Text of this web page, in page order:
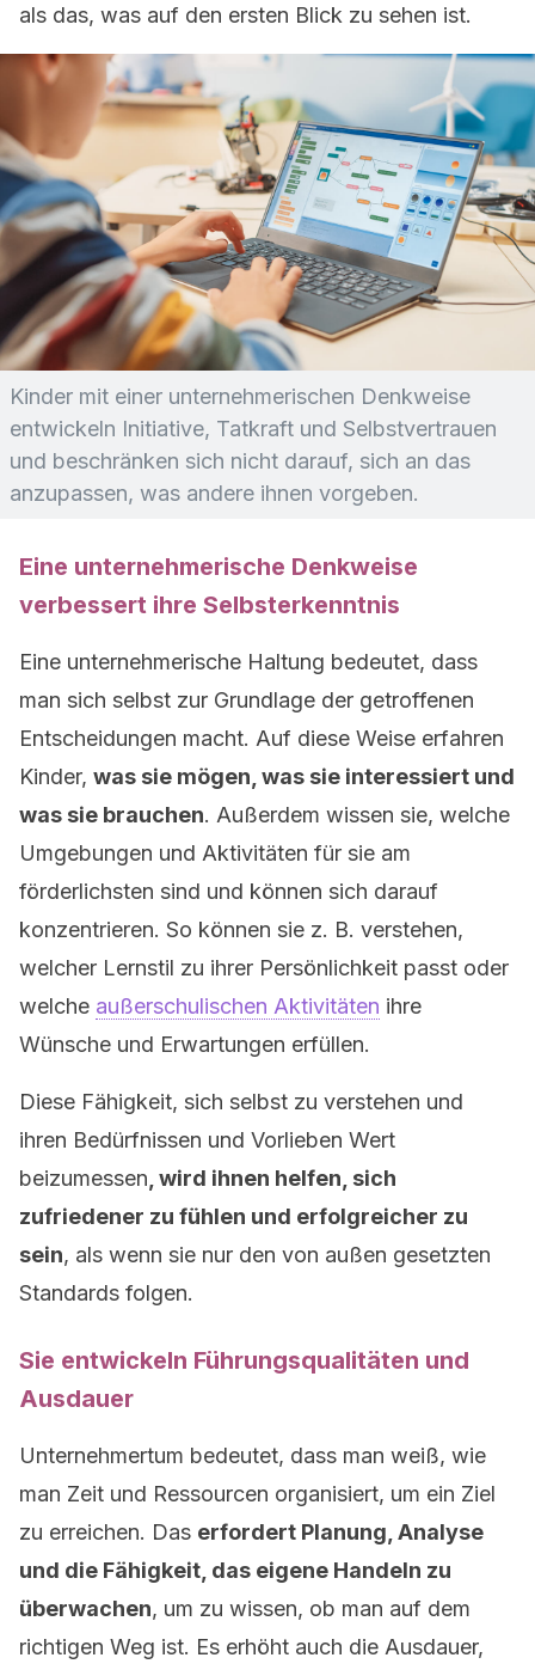
als das, was auf den ersten Blick zu sehen ist.
Kinder mit einer unternehmerischen Denkweise
entwickeln Initiative, Tatkraft und Selbstvertrauen
und beschränken sich nicht darauf, sich an das
anzupassen, was andere ihnen vorgeben.
Eine unternehmerische Denkweise
verbessert ihre Selbsterkenntnis
Eine unternehmerische Haltung bedeutet, dass
man sich selbst zur Grundlage der getroffenen
Entscheidungen macht. Auf diese Weise erfahren
Kinder, was sie mögen, was sie interessiert und
was sie brauchen. Außerdem wissen sie, welche
Umgebungen und Aktivitäten für sie am
förderlichsten sind und können sich darauf
konzentrieren. So können sie z. B. verstehen,
welcher Lernstil zu ihrer Persönlichkeit passt oder
welche außerschulischen Aktivitäten ihre
Wünsche und Erwartungen erfüllen.
Diese Fähigkeit, sich selbst zu verstehen und
ihren Bedürfnissen und Vorlieben Wert
beizumessen , wird ihnen helfen, sich
zufriedener zu fühlen und erfolgreicher zu
sein, als wenn sie nur den von außen gesetzten
Standards folgen.
Sie entwickeln Führungsqualitäten und
Ausdauer
Unternehmertum bedeutet, dass man weiß, wie
man Zeit und Ressourcen organisiert, um ein Ziel
zu erreichen. Das erfordert Planung, Analyse
und die Fähigkeit, das eigene Handeln zu
überwachen, um zu wissen, ob man auf dem
richtigen Weg ist. Es erhöht auch die Ausdauer,